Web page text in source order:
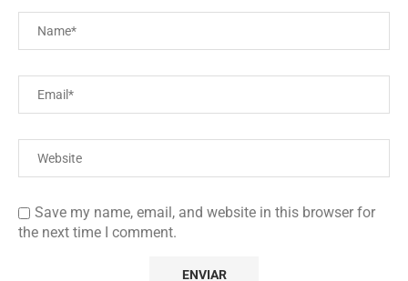
Save my name, email, and website in this browser for
the next time I comment.